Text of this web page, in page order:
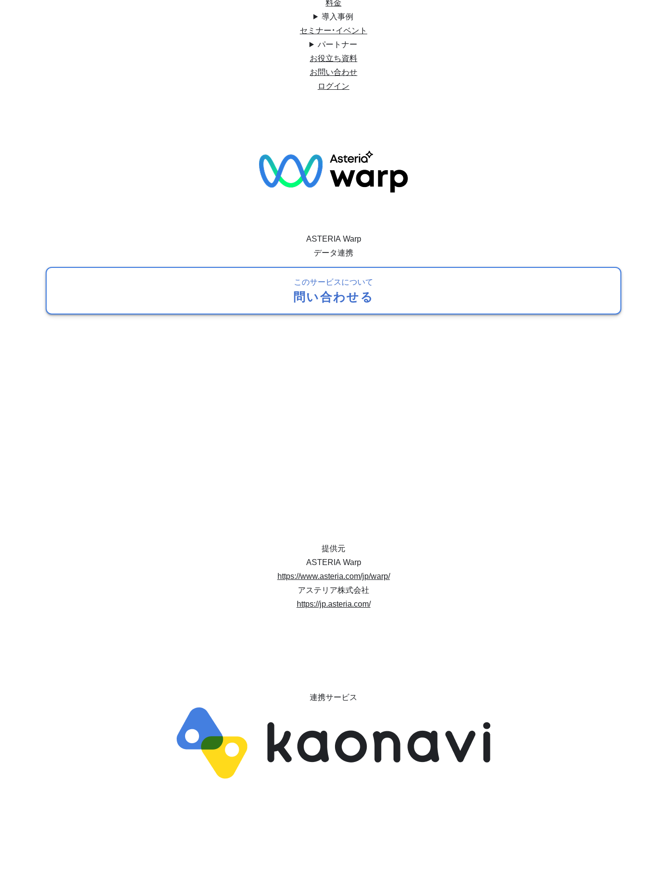
導入事例
セミナー・イベント
パートナー
お役立ち資料
お問い合わせ
ログイン
ASTERIA Warp
データ連携
このサービスについて
問い合わせる
提供元
ASTERIA Warp
https://www.asteria.com/jp/warp/
アステリア株式会社
https://jp.asteria.com/
連携サービス